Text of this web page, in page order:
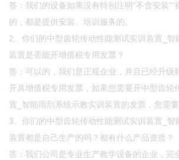
答：我们的设备如果没有特别注明“不含安装”“
的，都是提供安装、培训服务的。
2、你们的中型齿轮传动性能测试实训装置_智
装置是否能开增值税专用发票？
答：可以的，我们是正规企业，并且已经升级
开具增值税专用发票，如果您需要开中型齿轮
置_智能雨刮系统示教实训装置的发票，您需要
3、你们的中型齿轮传动性能测试实训装置_智
装置都是自己生产的吗？都有什么产品资质？
答：我们公司是专业生产教学设备的企业，完